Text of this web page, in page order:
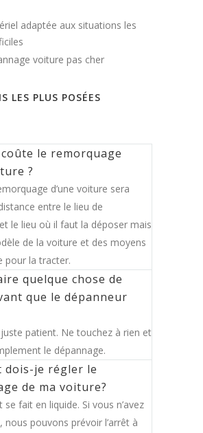
adaptée aux situations les
voiture pas cher
LES PLUS POSÉES
le remorquage
?
d’une voiture sera
entre le lieu de
le lieu où il faut la déposer mais
de la voiture et des moyens
pour la tracter.
quelque chose de
que le dépanneur
patient. Ne touchez à rien et
le dépannage.
dois-je régler le
de ma voiture?
se fait en liquide. Si vous n’avez
nous pouvons prévoir l’arrêt à